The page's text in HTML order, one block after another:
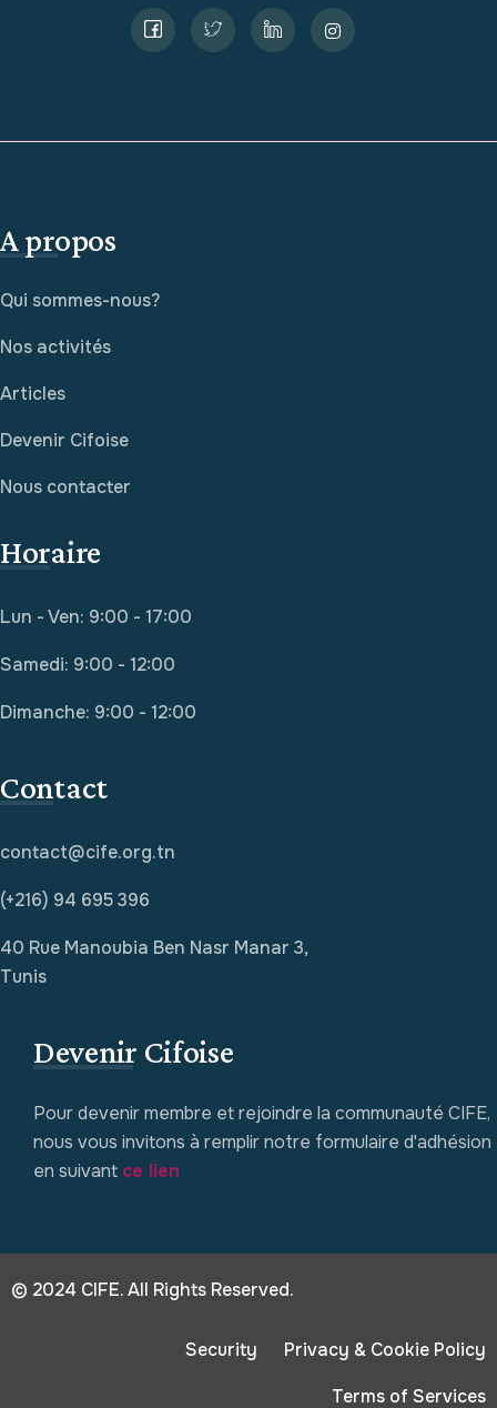
A propos
Qui sommes-nous?
Nos activités
Articles
Devenir Cifoise
Nous contacter
Horaire
Lun - Ven: 9:00 - 17:00
Samedi: 9:00 - 12:00
Dimanche: 9:00 - 12:00
Contact
contact@cife.org.tn
(+216) 94 695 396
40 Rue Manoubia Ben Nasr Manar 3,
Tunis
Devenir Cifoise
Pour devenir membre et rejoindre la communauté CIFE,
nous vous invitons à remplir notre formulaire d'adhésion
en suivant ce lien
© 2024 CIFE. All Rights Reserved.
Security
Privacy & Cookie Policy
Terms of Services